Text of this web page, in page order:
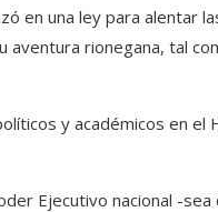
en una ley para alentar
aventura rionegana, tal
y académicos en el
Ejecutivo nacional -sea